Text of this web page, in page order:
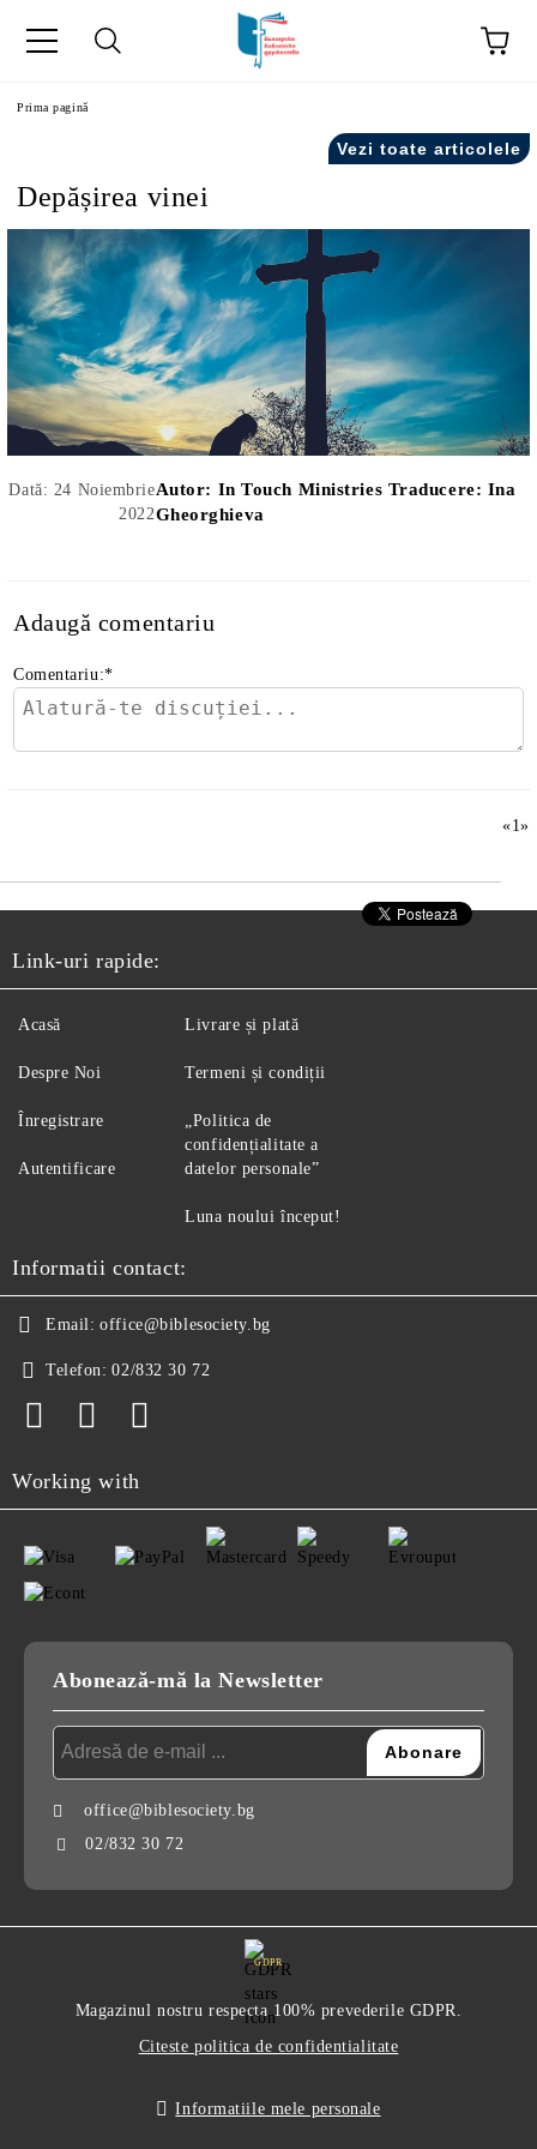
Prima pagină
Vezi toate articolele
Depășirea vinei
Dată: 24 Noiembrie
2022
Autor: In Touch Ministries Traducere: Ina
Gheorghieva
Adaugă comentariu
Comentariu:*
«1»
Link-uri rapide:
Acasă
Despre Noi
Înregistrare
Autentificare
Livrare și plată
Termeni și condiții
„Politica de
confidențialitate a
datelor personale”
Luna noului început!
Informatii contact:
Email: office@biblesociety.bg
Telefon: 02/832 30 72
Working with
Abonează-mă la Newsletter
office@biblesociety.bg
02/832 30 72
GDPR
Magazinul nostru respecta 100% prevederile GDPR.
Citeste politica de confidentialitate
Informatiile mele personale